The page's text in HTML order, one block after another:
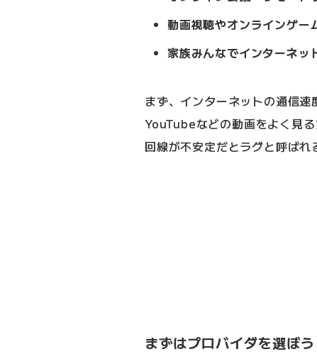
動画視聴やオンラインゲー
家族みんなでインターネッ
まず、インターネットの通信速
YouTubeなどの動画をよく見
回線が不安定だとラグと呼ばれ
まずはプロバイダを選ぼう